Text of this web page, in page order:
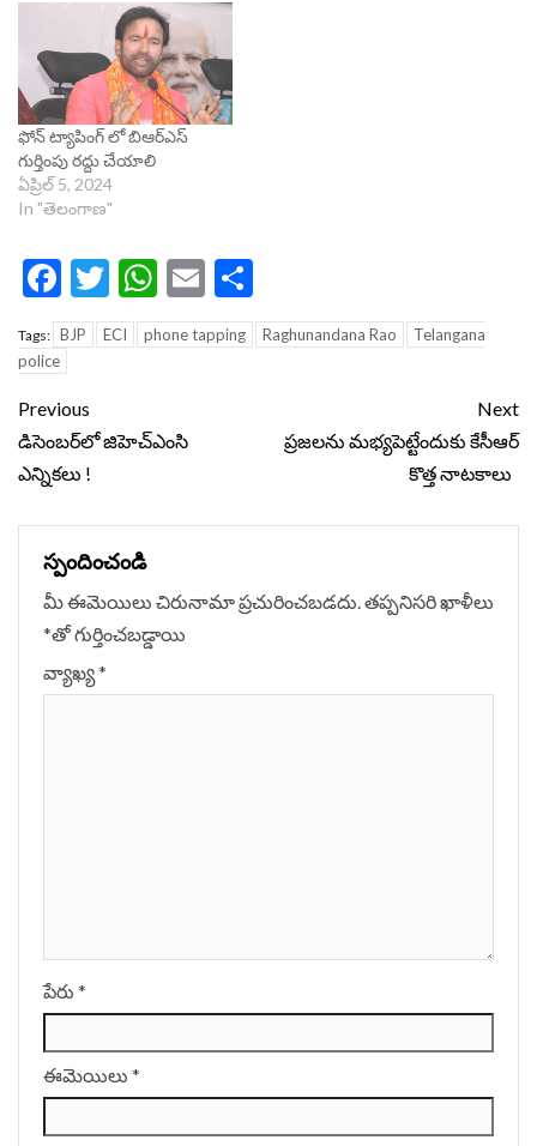
ఫోన్ ట్యాపింగ్ లో బిఆర్ఎస్
గుర్తింపు రద్దు చేయాలి
ఏప్రిల్ 5, 2024
In "తెలంగాణ"
Facebook
Twitter
WhatsApp
Email
Tags: BJP ECI phone tapping Raghunandana Rao
Telangana
police
Continue
Reading
Previous
డిసెంబర్‌లో జిహెచ్‌ఎంసి
ఎన్నికలు !
Next
ప్రజలను మభ్యపెట్టేందుకు కేసీఆర్
కొత్త నాటకాలు
స్పందించండి
మీ ఈమెయిలు చిరునామా ప్రచురించబడదు.తప్పనిసరి ఖాళీలు
*‌తో గుర్తించబడ్డాయి
వ్యాఖ్య*
పేరు *
ఈమెయిలు *